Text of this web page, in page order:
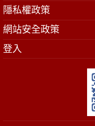
隱私權政策
網站安全政策
登入